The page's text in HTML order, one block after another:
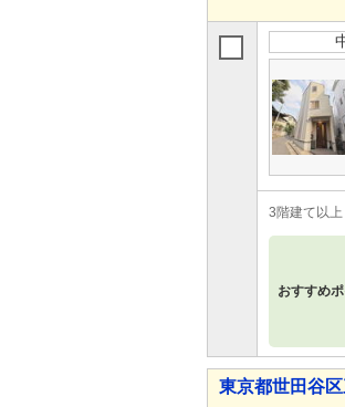
3階建て以上
おすすめ
東京都世田谷